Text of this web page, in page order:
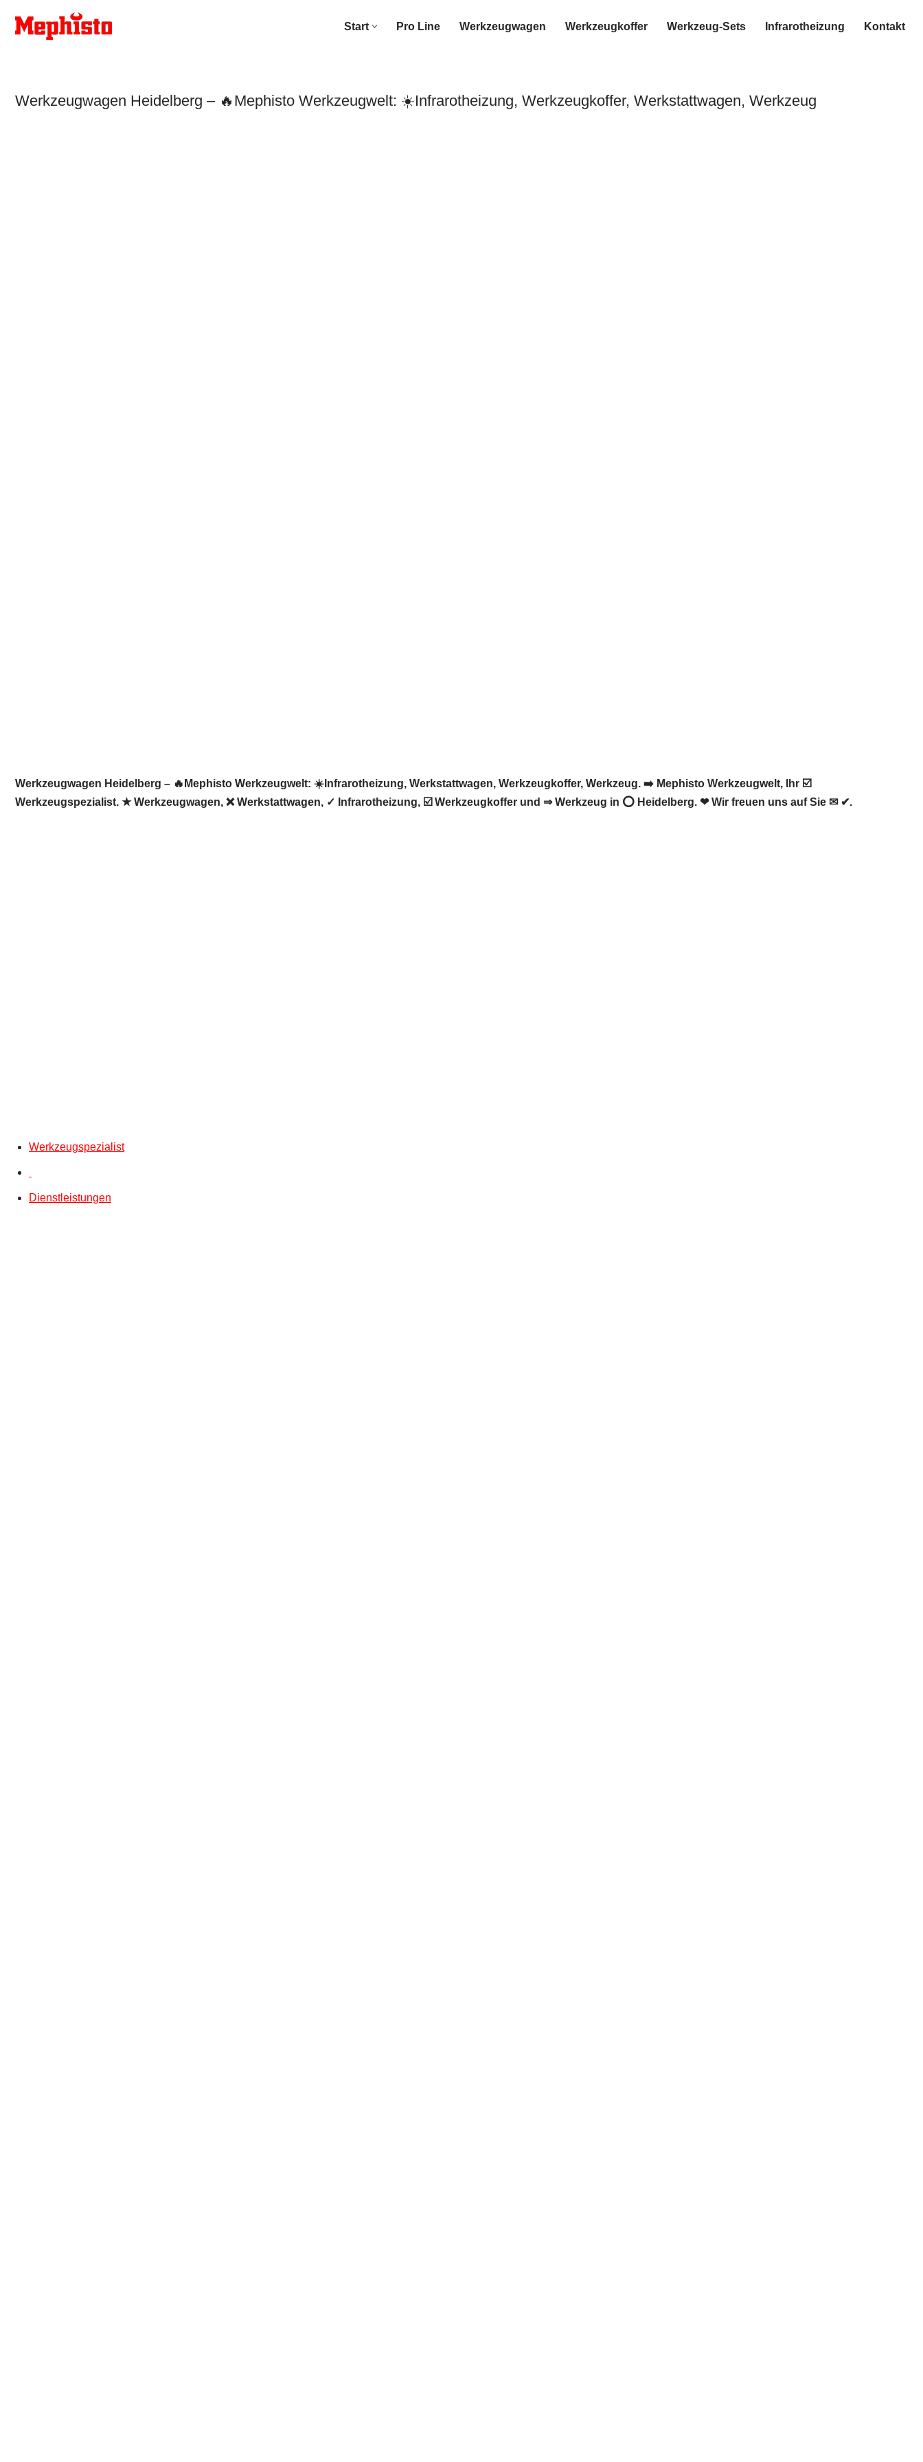
Zum
Start Pro Line Werkzeugwagen Werkzeugkoffer Werkzeug-Sets Infrarotheizung Kontakt
Werkzeugwagen Heidelberg – 🔥Mephisto Werkzeugwelt: ☀️Infrarotheizung, Werkzeugkoffer, Werkstattwagen, Werkzeug
Werkzeugwagen Heidelberg – 🔥Mephisto Werkzeugwelt: ☀️Infrarotheizung, Werkstattwagen, Werkzeugkoffer, Werkzeug. ➡️ Mephisto Werkzeugwelt, Ihr ☑️
Werkzeugspezialist. ★ Werkzeugwagen, ❌ Werkstattwagen, ✓ Infrarotheizung, ☑️ Werkzeugkoffer und ⇒ Werkzeug in ⭕ Heidelberg. ❤ Wir freuen uns auf Sie ✉ ✔.
Werkzeugspezialist
Dienstleistungen